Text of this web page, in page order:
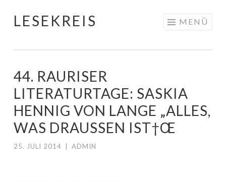
Springe
LESEKREIS MENÜ
44. RAURISER
LITERATURTAGE: SASKIA
HENNIG VON LANGE „ALLES,
WAS DRAUSSEN IST†Œ
25. JULI 2014 ADMIN